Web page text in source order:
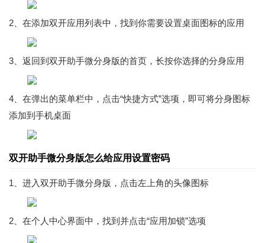
2、在添加双开应用列表中，找到你需要设置桌面图标的应用
3、返回到双开助手微分身版的首页，长按你选择的分身应用
4、在弹出的菜单栏中，点击“快捷方式”选项，即可将分身图标
添加到手机桌面
双开助手微分身版怎么给应用设置密码
1、进入双开助手微分身版，点击左上角的头像图标
2、在个人中心界面中，找到并点击“应用加锁”选项